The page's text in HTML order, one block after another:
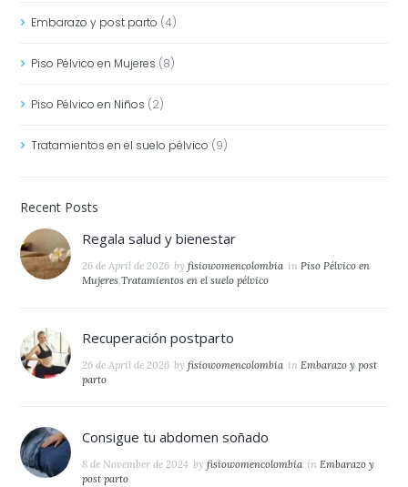
Embarazo y post parto (4)
Piso Pélvico en Mujeres (8)
Piso Pélvico en Niños (2)
Tratamientos en el suelo pélvico (9)
Recent Posts
Regala salud y bienestar
26 de April de 2026 byfisiowomencolombia inPiso Pélvico en
Mujeres,Tratamientos en el suelo pélvico
Recuperación postparto
26 de April de 2026 byfisiowomencolombia inEmbarazo y post
parto
Consigue tu abdomen soñado
8 de November de 2024 byfisiowomencolombia inEmbarazo y
post parto